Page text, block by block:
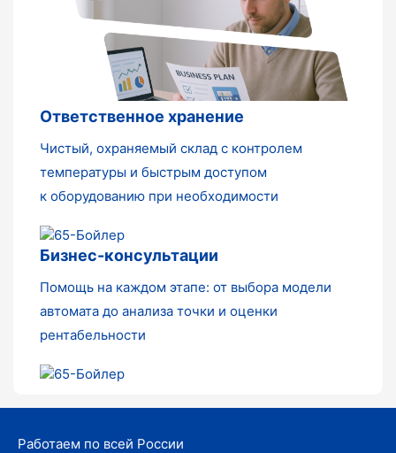
Ответственное хранение
Чистый, охраняемый склад с контролем
температуры и быстрым доступом
к оборудованию при необходимости
Бизнес-консультации
Помощь на каждом этапе: от выбора модели
автомата до анализа точки и оценки
рентабельности
Работаем по всей России